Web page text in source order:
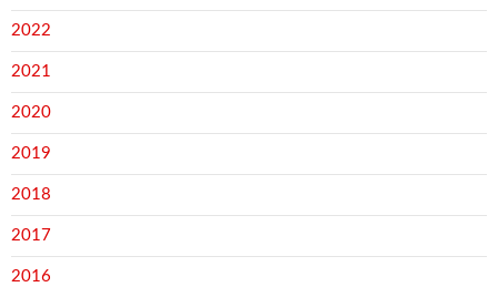
2022
2021
2020
2019
2018
2017
2016